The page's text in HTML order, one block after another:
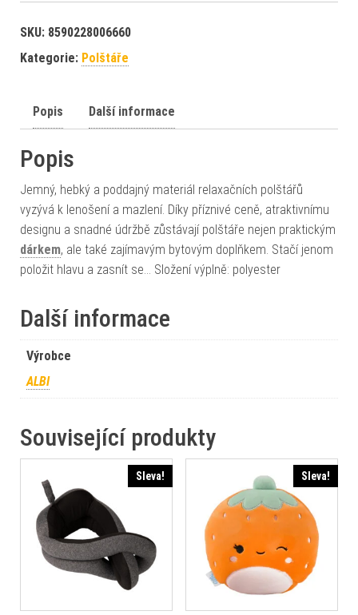
SKU: 8590228006660
Kategorie: Polštáře
Popis Další informace
Popis
Jemný, hebký a poddajný materiál relaxačních polštářů
vyzývá k lenošení a mazlení. Díky příznivé ceně, atraktivnímu
designu a snadné údržbě zůstávají polštáře nejen praktickým
dárkem, ale také zajímavým bytovým doplňkem. Stačí jenom
položit hlavu a zasnít se… Složení výplně: polyester
Další informace
Výrobce
ALBI
Související produkty
Sleva! Sleva!